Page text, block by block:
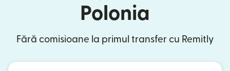
Polonia
Fără comisioane la primul transfer cu Remitly